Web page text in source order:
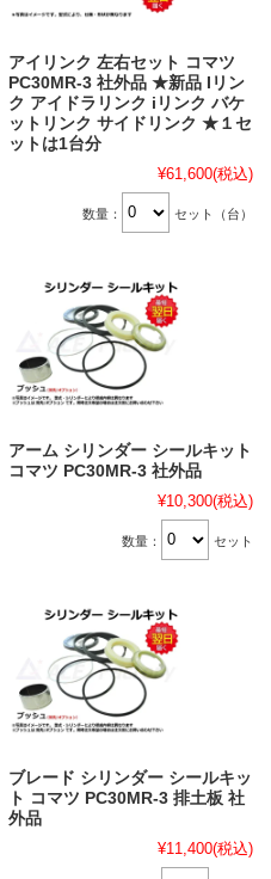
アイリンク 左右セット コマツ
PC30MR-3 社外品 ★新品 Iリン
ク アイドラリンク iリンク バケ
ットリンク サイドリンク ★１セ
ットは1台分
¥61,600(税込)
数量： セット（台）
アーム シリンダー シールキット
コマツ PC30MR-3 社外品
¥10,300(税込)
数量： セット
ブレード シリンダー シールキッ
ト コマツ PC30MR-3 排土板 社
外品
¥11,400(税込)